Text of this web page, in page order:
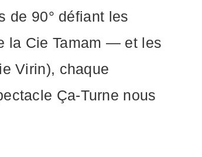
de 90° défiant les
la Cie Tamam — et les
Virin), chaque
Ça-Turne nous